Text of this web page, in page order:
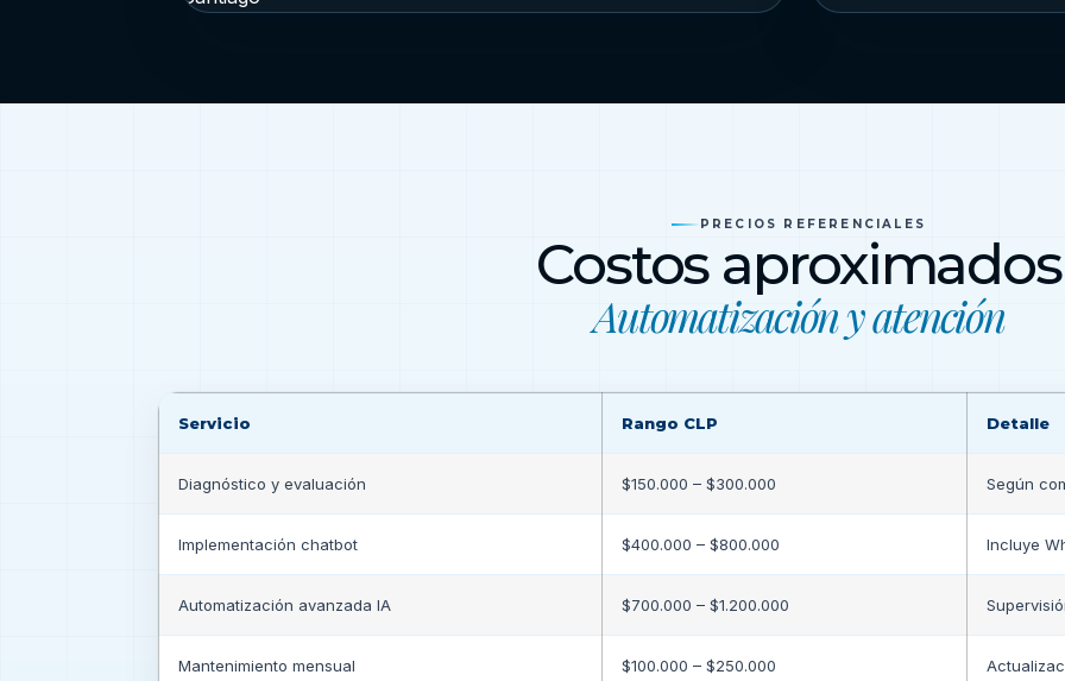
PRECIOS REFERENCIALES
Costos aproximados
Automatización y atención
Servicio Rango CLP Detalle
Diagnóstico y evaluación $150.000 – $300.000 Según
Implementación chatbot $400.000 – $800.000 Incluye
Automatización avanzada IA $700.000 – $1.200.000
Mantenimiento mensual $100.000 – $250.000